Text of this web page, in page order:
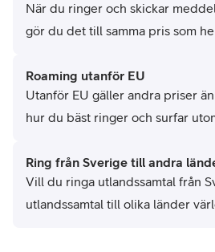
När du ringer och skickar
gör du det till samma pris som
Roaming utanför EU
Utanför EU gäller andra priser
hur du bäst ringer och surfar
Ring från Sverige till andra
Vill du ringa utlandssamtal från
utlandssamtal till olika länder